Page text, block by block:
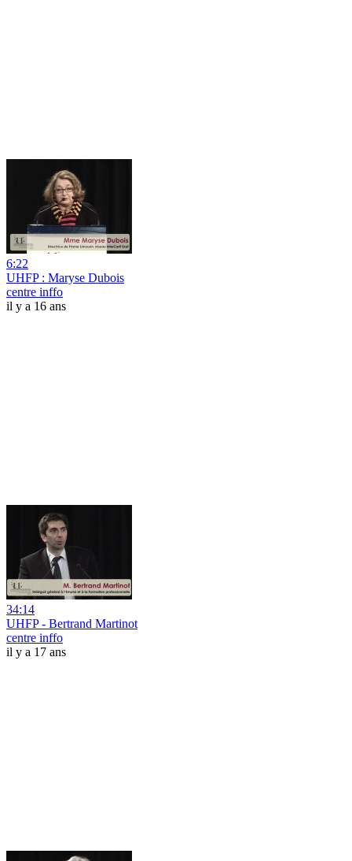
6:22
UHFP : Maryse Dubois
centre inffo
il y a 16 ans
34:14
UHFP - Bertrand Martinot
centre inffo
il y a 17 ans